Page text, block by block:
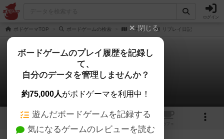
ログイン
ボドゲーマTOP ボードゲームの検索 パカル リプレイ日記
パカル
0件のリプレイ日記
1 1
閉じる
ボードゲームのプレイ履歴を記録し
て、
自分のデータを管理しませんか？
約75,000人がボドゲーマを利用中！
遊んだボードゲームを記録する
気になるゲームのレビューを読む